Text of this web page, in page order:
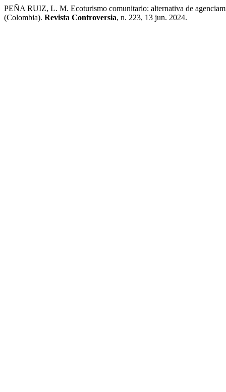
PEÑA RUIZ, L. M. Ecoturismo comunitario: alternativa de
(Colombia). Revista Controversia, n. 223, 13 jun. 2024.